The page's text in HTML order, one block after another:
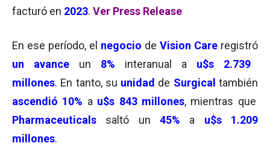
facturó en 2023. Ver Press Release
En ese período, el negocio de Vision Care registró
un avance un 8% interanual a u$s 2.739
millones. En tanto, su unidad de Surgical también
ascendió 10% a u$s 843 millones, mientras que
Pharmaceuticals saltó un45% a u$s 1.209
millones.